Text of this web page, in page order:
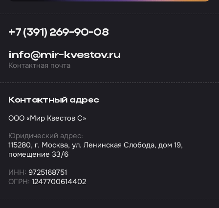
+7 (391) 269-90-08
info@mir-kvestov.ru
Контактная почта
Контактный адрес
ООО «Мир Квестов С»
Юридический адрес:
115280, г. Москва, ул. Ленинская Слобода, дом 19,
помещение 33/6
ИНН: 9725168751
ОГРН: 1247700614402